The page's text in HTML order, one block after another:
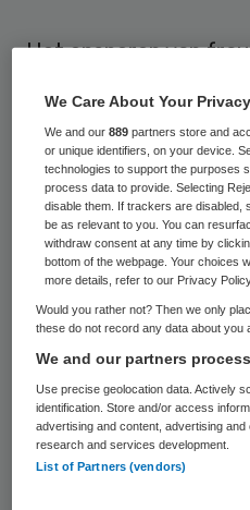
Het opsporen van
Inspectie SZW. Dit
opsporingsfunctie
van de Nederlandse
moet blijven. Dat
rapport van
Elffers Felix (AEF) in
ministerie van VWS.
De NZa heeft in het
taken. De
regulerende taak. Om
taak aan toe te
We Care About Your Privacy
We and our889 partners store and
or unique identifiers, on your device.
technologies to support the purposes
process data to provide. Selecting
disable them. If trackers are disabled,
be as relevant to you. You can
withdraw consent at any time by
bottom of the webpage. Your choices
more details, refer to our Privacy
Would you rather not? Then we only
these do not record any data about you
We and our partners
Use precise geolocation data. Actively
identification. Store and/or access
advertising and content, advertising
research and services development.
List of Partners (vendors)